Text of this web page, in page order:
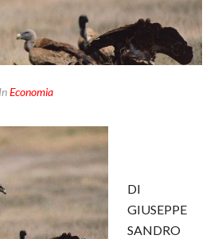
InEconomia
DI
GIUSEPPE
SANDRO